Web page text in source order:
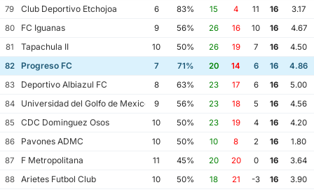
79
Club Deportivo Etchojoa 6 83% 15 4 11 16
3.17
80
FC Iguanas 9 56% 26 16 10 16
4.67
81
Tapachula II 10 50% 26 19 7 16
4.50
82
Progreso FC 7 71% 20 14 6 16
4.86
83
Deportivo Albiazul FC 8 63% 23 17 6 16
5.00
84
Universidad del Golfo de Mexico FC
9 56% 23 18 5 16
4.56
85
CDC Dominguez Osos 10 50% 23 19 4 16
4.20
86
Pavones ADMC 10 50% 10 8 2 16
1.80
87
F Metropolitana 11 45% 20 20 0 16
3.64
88
Arietes Futbol Club 10 50% 18 21 -3 16
3.90